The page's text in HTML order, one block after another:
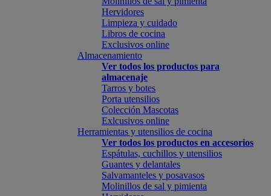
Hervidores
Limpieza y cuidado
Libros de cocina
Exclusivos online
Almacenamiento
Ver todos los productos para
almacenaje
Tarros y botes
Porta utensilios
Colección Mascotas
Exlcusivos online
Herramientas y utensilios de cocina
Ver todos los productos en accesorios
Espátulas, cuchillos y utensilios
Guantes y delantales
Salvamanteles y posavasos
Molinillos de sal y pimienta